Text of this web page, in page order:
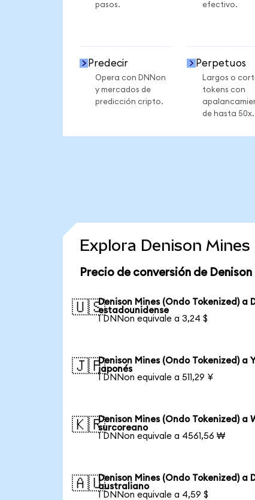
pasos.
efectivo.
Predecir
Opera con DNNon
y mercados de
predicción cripto.
Perpetuos
Largos o
tokens con
de hasta 50x.
Explora Denison
Precio de conversión de
🇺🇸Denison Mines (Ondo Tokenized) a
estadounidense
1 DNNon equivale a 3,24 $
🇯🇵Denison Mines (Ondo Tokenized) a
japonés
1 DNNon equivale a 511,29 ¥
🇰🇷Denison Mines (Ondo Tokenized) a
surcoreano
1 DNNon equivale a 4561,56 ₩
🇦🇺Denison Mines (Ondo Tokenized) a
australiano
1 DNNon equivale a 4,59 $